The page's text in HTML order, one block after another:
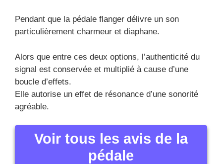
Pendant que la pédale flanger délivre un son
particulièrement charmeur et diaphane.
Alors que entre ces deux options, l’authenticité du
signal est conservée et multiplié à cause d’une
boucle d’effets.
Elle autorise un effet de résonance d’une sonorité
agréable.
Voir tous les avis de la
pédale